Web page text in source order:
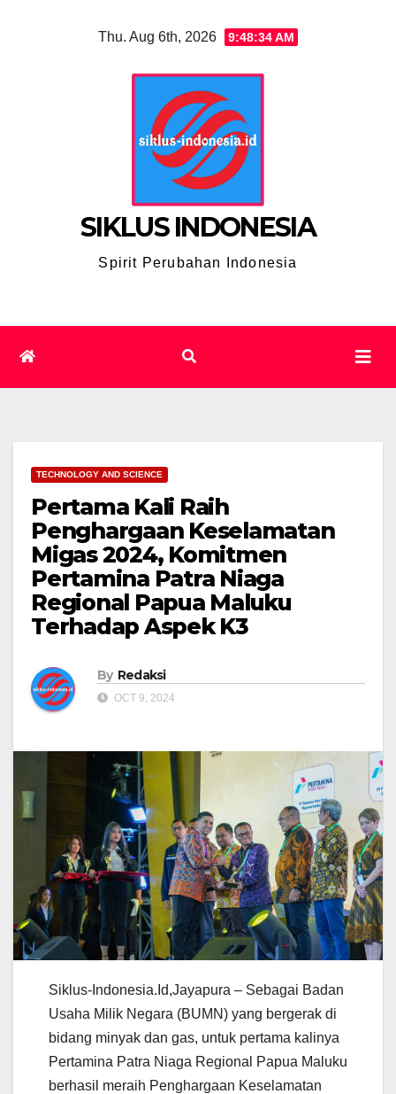
Thu. Aug 6th, 2026 9:48:35 AM
SIKLUS INDONESIA
Spirit Perubahan Indonesia
TECHNOLOGY AND SCIENCE
Pertama Kali Raih
Penghargaan Keselamatan
Migas 2024, Komitmen
Pertamina Patra Niaga
Regional Papua Maluku
Terhadap Aspek K3
By Redaksi
OCT 9, 2024
Siklus-Indonesia.Id,Jayapura – Sebagai Badan
Usaha Milik Negara (BUMN) yang bergerak di
bidang minyak dan gas, untuk pertama kalinya
Pertamina Patra Niaga Regional Papua Maluku
berhasil meraih Penghargaan Keselamatan